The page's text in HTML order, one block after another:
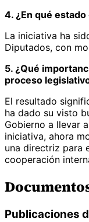
4. ¿En qué
La iniciativa ha
Diputados, con
5. ¿Qué
proceso
El resultado
ha dado su visto
Gobierno a llevar
iniciativa, ahora
una directriz para
cooperación
Publicaciones